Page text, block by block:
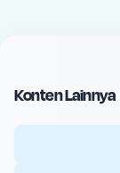
c
e
Konten Lainnya